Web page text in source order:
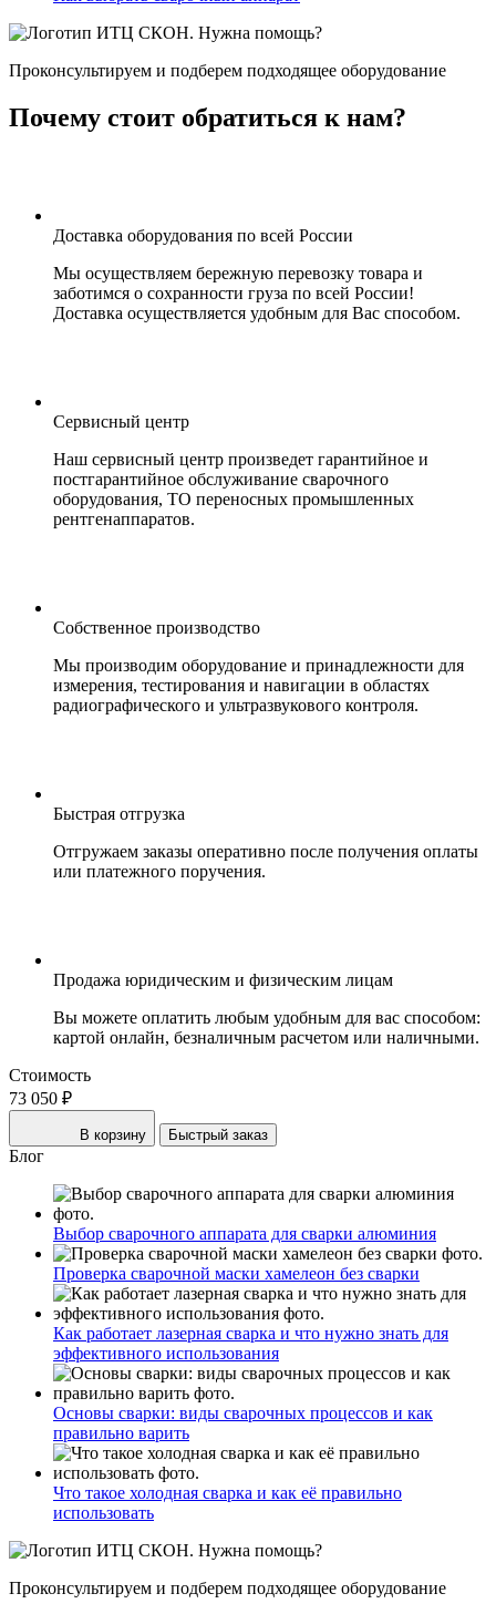
Нужна помощь?
Проконсультируем и подберем подходящее оборудование
Почему стоит обратиться к нам?
Доставка оборудования по всей России
Мы осуществляем бережную перевозку товара и
заботимся о сохранности груза по всей России!
Доставка осуществляется удобным для Вас способом.
Сервисный центр
Наш сервисный центр произведет гарантийное и
постгарантийное обслуживание сварочного
оборудования, ТО переносных промышленных
рентгенаппаратов.
Собственное производство
Мы производим оборудование и принадлежности для
измерения, тестирования и навигации в областях
радиографического и ультразвукового контроля.
Быстрая отгрузка
Отгружаем заказы оперативно после получения оплаты
или платежного поручения.
Продажа юридическим и физическим лицам
Вы можете оплатить любым удобным для вас способом:
картой онлайн, безналичным расчетом или наличными.
Стоимость
73 050 ₽
В корзину Быстрый заказ
Блог
Выбор сварочного аппарата для сварки алюминия
Проверка сварочной маски хамелеон без сварки
Как работает лазерная сварка и что нужно знать для
эффективного использования
Основы сварки: виды сварочных процессов и как
правильно варить
Что такое холодная сварка и как её правильно
использовать
Нужна помощь?
Проконсультируем и подберем подходящее оборудование